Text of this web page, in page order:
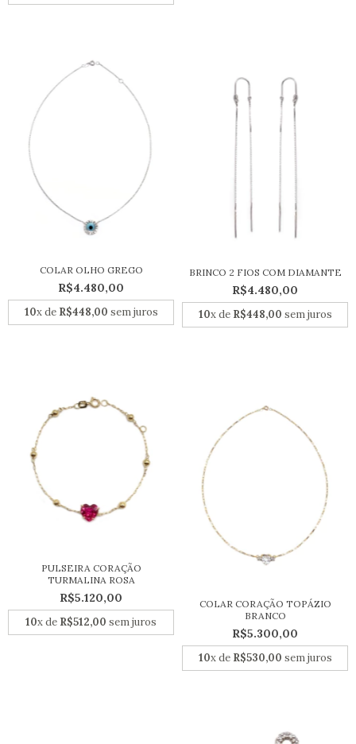
COLAR OLHO GREGO
R$4.480,00
10x de R$448,00 sem juros
BRINCO 2 FIOS COM DIAMANTE
R$4.480,00
10x de R$448,00 sem juros
PULSEIRA CORAÇÃO
TURMALINA ROSA
R$5.120,00
10x de R$512,00 sem juros
COLAR CORAÇÃO TOPÁZIO
BRANCO
R$5.300,00
10x de R$530,00 sem juros